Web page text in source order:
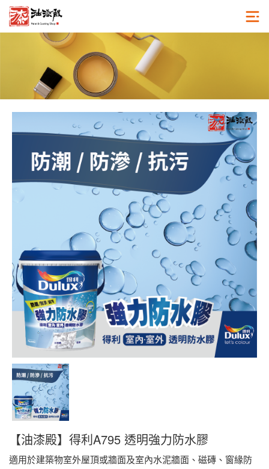
【油漆殿】得利A795 透明強力防水膠
適用於建築物室外屋頂或牆面及室內水泥牆面、磁磚、窗緣防